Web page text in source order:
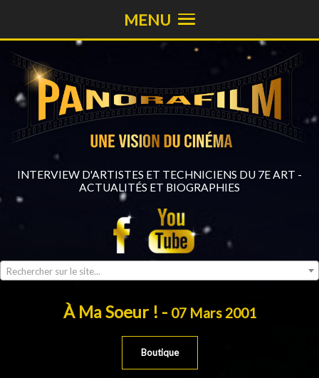
INTERVIEW D'ARTISTES ET TECHNICIENS DU 7E ART -
ACTUALITÉS ET BIOGRAPHIES
Rechercher sur le site...
MENU
À Ma Soeur ! - 07 Mars 2001
Boutique